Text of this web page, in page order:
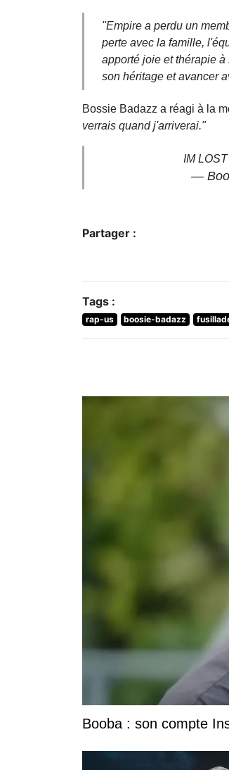
"Empire a perdu un
perte avec la famille,
apporté joie et thérapie
son héritage et avancer
Bossie Badazz a réagi à la
verrais quand j'arriverai."
IM
—
Partager :
Tags :
rap-us boosie-badazz
Booba : son compte